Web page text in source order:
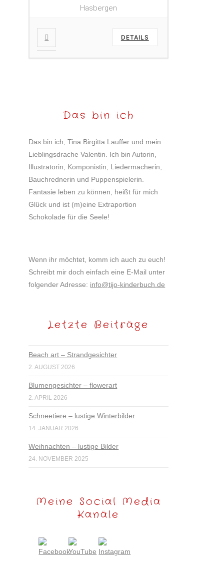
Hasbergen
DETAILS
Das bin ich
Das bin ich, Tina Birgitta Lauffer und mein
Lieblingsdrache Valentin. Ich bin Autorin,
Illustratorin, Komponistin, Liedermacherin,
Bauchrednerin und Puppenspielerin.
Fantasie leben zu können, heißt für mich
Glück und ist (m)eine Extraportion
Schokolade für die Seele!
Wenn ihr möchtet, komm ich auch zu euch!
Schreibt mir doch einfach eine E-Mail unter
folgender Adresse: info@tijo-kinderbuch.de
Letzte Beiträge
Beach art – Strandgesichter
2. AUGUST 2026
Blumengesichter – flowerart
2. APRIL 2026
Schneetiere – lustige Winterbilder
14. JANUAR 2026
Weihnachten – lustige Bilder
24. NOVEMBER 2025
Meine Social Media
Kanäle